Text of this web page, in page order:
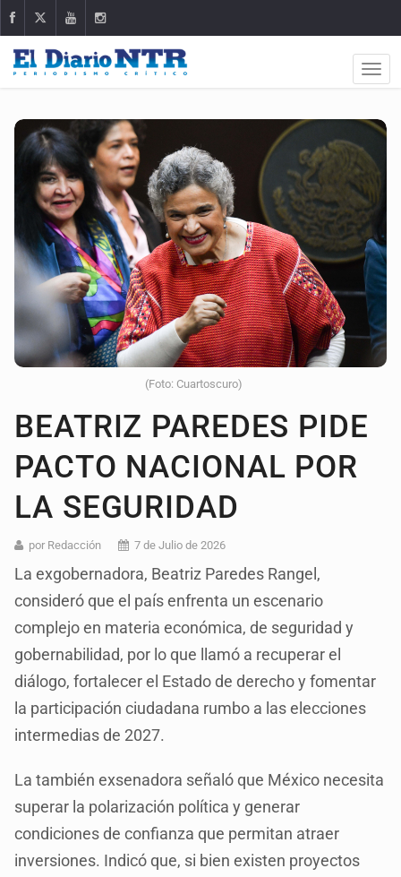
(Foto: Cuartoscuro)
BEATRIZ PAREDES PIDE
PACTO NACIONAL POR
LA SEGURIDAD
por Redacción 7 de Julio de 2026
La exgobernadora, Beatriz Paredes Rangel,
consideró que el país enfrenta un escenario
complejo en materia económica, de seguridad y
gobernabilidad, por lo que llamó a recuperar el
diálogo, fortalecer el Estado de derecho y fomentar
la participación ciudadana rumbo a las elecciones
intermedias de 2027.
La también exsenadora señaló que México necesita
superar la polarización política y generar
condiciones de confianza que permitan atraer
inversiones. Indicó que, si bien existen proyectos